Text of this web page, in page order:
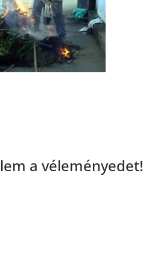
a véleményedet!